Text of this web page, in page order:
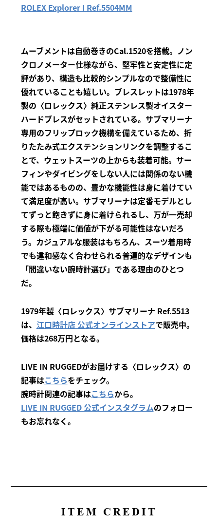
ROLEX Explorer I Ref.5504MM
ムーブメントは自動巻きのCal.1520を搭載。ノン
クロノメーター仕様ながら、堅牢性と安定性に定
評があり、構造も比較的シンプルなので整備性に
優れていることも嬉しい。ブレスレットは1978年
製の〈ロレックス〉純正ステンレス製オイスター
ハードブレスがセットされている。サブマリーナ
専用のフリップロック機構を備えているため、折
りたたみ式エクステンションリンクを調整するこ
とで、ウェットスーツの上からも装着可能。サー
フィンやダイビングをしない人には関係のない機
能ではあるものの、豊かな機能性は身に着けてい
て満足度が高い。サブマリーナは定番モデルとし
てずっと飽きずに身に着けられるし、万が一売却
する際も極端に価値が下がる可能性はないだろ
う。カジュアルな服装はもちろん、スーツ着用時
でも違和感なく合わせられる普遍的なデザインも
「間違いない腕時計選び」である理由のひとつ
だ。
1979年製〈ロレックス〉サブマリーナ Ref.5513
は、 江口時計店 公式オンラインストアで販売中。
価格は268万円となる。
LIVE IN RUGGEDがお届けする〈ロレックス〉の
記事はこちらをチェック。
腕時計関連の記事はこちらから。
LIVE IN RUGGED 公式インスタグラムのフォロー
もお忘れなく。
ITEM CREDIT